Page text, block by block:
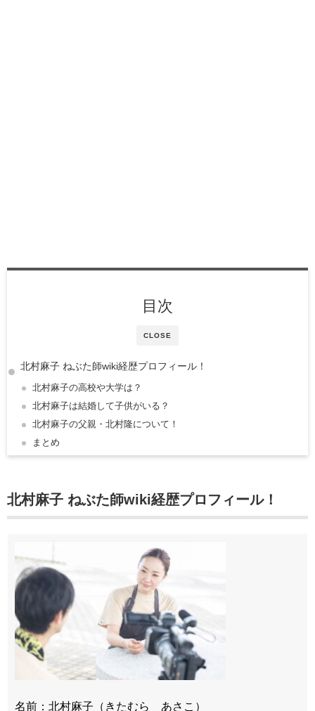
CLOSE
目次
北村麻子 ねぶた師wiki経歴プロフィール！
北村麻子の高校や大学は？
北村麻子は結婚して子供がいる？
北村麻子の父親・北村隆について！
まとめ
北村麻子 ねぶた師wiki経歴プロフィール！
名前：北村麻子（きたむら あさこ）